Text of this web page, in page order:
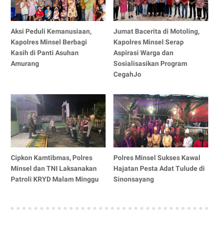
Aksi Peduli Kemanusiaan,
Kapolres Minsel Berbagi
Kasih di Panti Asuhan
Amurang
Jumat Bacerita di Motoling,
Kapolres Minsel Serap
Aspirasi Warga dan
Sosialisasikan Program
CegahJo
Cipkon Kamtibmas, Polres
Minsel dan TNI Laksanakan
Patroli KRYD Malam Minggu
Polres Minsel Sukses Kawal
Hajatan Pesta Adat Tulude di
Sinonsayang